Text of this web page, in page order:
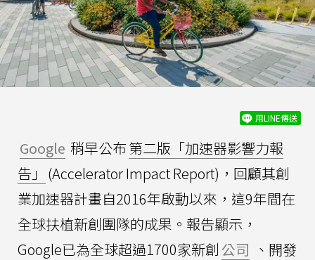
用LINE傳送
Google 稍早公布第二版「加速器影響力報
告」 (Accelerator Impact Report)，回顧其創
業加速器計畫自2016年啟動以來，這9年間在
全球扶植新創團隊的成果。報告顯示，
Google已為全球超過1700家新創 公司 、開發